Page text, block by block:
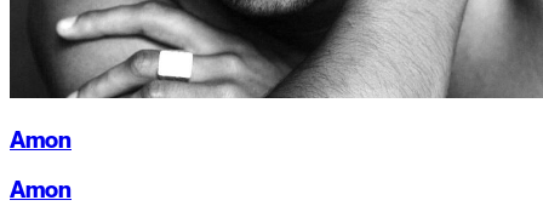
Amon
Amon